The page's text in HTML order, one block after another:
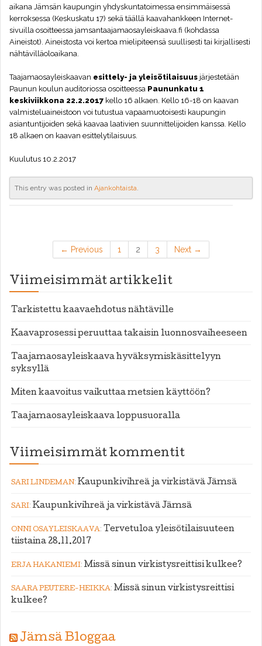
aikana Jämsän kaupungin yhdyskuntatoimessa ensimmäisessä
kerroksessa (Keskuskatu 17) sekä täällä kaavahankkeen Internet-
sivuilla osoitteessa jamsantaajamaosayleiskaava.fi (kohdassa
Aineistot). Aineistosta voi kertoa mielipiteensä suullisesti tai kirjallisesti
nähtävilläoloaikana.
Taajamaosayleiskaavan esittely- ja yleisötilaisuus järjestetään
Paunun koulun auditoriossa osoitteessa Paununkatu 1
keskiviikkona 22.2.2017 kello 16 alkaen. Kello 16-18 on kaavan
valmisteluaineistoon voi tutustua vapaamuotoisesti kaupungin
asiantuntijoiden sekä kaavaa laativien suunnittelijoiden kanssa. Kello
18 alkaen on kaavan esittelytilaisuus.
Kuulutus 10.2.2017
This entry was posted in Ajankohtaista
← Previous 1 2 3 Next →
Viimeisimmät artikkelit
Tarkistettu kaavaehdotus nähtäville
Kaavaprosessi peruuttaa takaisin luonnosvaiheeseen
Taajamaosayleiskaava hyväksymiskäsittelyyn
syksyllä
Miten kaavoitus vaikuttaa metsien käyttöön?
Taajamaosayleiskaava loppusuoralla
Viimeisimmät kommentit
SARI LINDEMAN: Kaupunkivihreä ja virkistävä Jämsä
SARI: Kaupunkivihreä ja virkistävä Jämsä
ONNI OSAYLEISKAAVA: Tervetuloa yleisötilaisuuteen
tiistaina 28.11.2017
ERJA HAKANIEMI: Missä sinun virkistysreittisi kulkee?
SAARA PEUTERE-HEIKKA: Missä sinun virkistysreittisi
kulkee?
Jämsä Bloggaa